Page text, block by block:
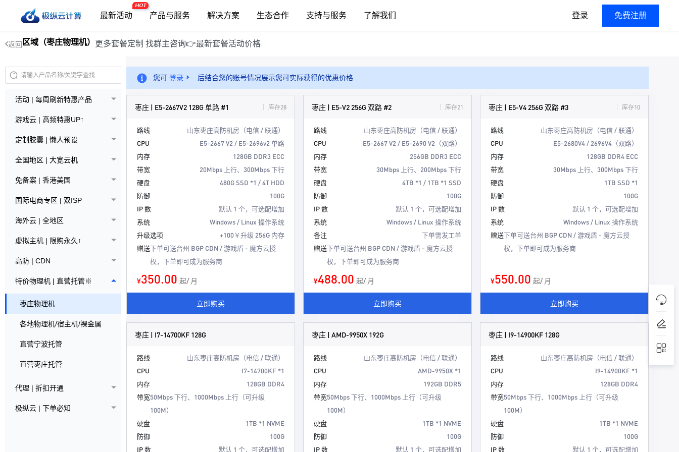
最新活动
HOT
产品与服务 解决方案 生态合作 支持与服务 了解我们 登录 免费注册
返回 区域（枣庄物理机） 更多套餐定制 找群主咨询👉最新套餐活动价格
活动 | 每周刷新特惠产品
游戏云 | 高频特惠UP↑
定制胶囊 | 懒人预设
全国地区 | 大宽云机
免备案 | 香港美国
国际电商专区 | 双ISP
海外云 | 全地区
虚拟主机 | 限购永久↑
高防 | CDN
特价物理机 | 直营托管※
枣庄物理机
各地物理机/宿主机/裸金属
直营宁波托管
直营枣庄托管
代理 | 折扣开通
极纵云 | 下单必知
您可 登录 后结合您的账号情况展示您可实际获得的优惠价格
枣庄 | E5-2667V2 128G 单路 #1 库存28
路线
山东枣庄高防机房（电信 / 联通）
CPU
E5-2667 V2 / E5-2696v2 单路
内存
128GB DDR3 ECC
带宽
20Mbps 上行、300Mbps 下行
硬盘
480G SSD *1 / 4T HDD
防御
100G
IP 数
默认 1 个，可选配增加
系统
Windows / Linux 操作系统
升级选项
+100￥升级 256G 内存
赠送下单可送台州 BGP CDN / 游戏盾 - 魔方云授
权，下单即可成为服务商
¥350.00 起/ 月
立即购买
枣庄 | E5-V2 256G 双路 #2 库存21
路线
山东枣庄高防机房（电信 / 联通）
CPU
E5-2667 V2 / E5-2690 V2（双路）
内存
256GB DDR3 ECC
带宽
30Mbps 上行、200Mbps 下行
硬盘
4TB *1 / 1TB *1 SSD
防御
100G
IP 数
默认 1 个，可选配增加
系统
Windows / Linux 操作系统
备注
下单需发工单
赠送下单可送台州 BGP CDN / 游戏盾 - 魔方云授
权，下单即可成为服务商
¥488.00 起/ 月
立即购买
枣庄 | E5-V4 256G 双路 #3 库存10
路线
山东枣庄高防机房（电信 / 联通）
CPU
E5-2680V4 / 2696V4（双路）
内存
128GB DDR4 ECC
带宽
30Mbps 上行、300Mbps 下行
硬盘
1TB SSD *1
防御
100G
IP 数
默认 1 个，可选配增加
系统
Windows / Linux 操作系统
赠送下单可送台州 BGP CDN / 游戏盾 - 魔方云授
权，下单即可成为服务商
¥550.00 起/ 月
立即购买
枣庄 | I7-14700KF 128G
路线
山东枣庄高防机房（电信 / 联通）
CPU
I7-14700KF *1
内存
128GB DDR4
带宽50Mbps 下行、1000Mbps 上行（可升级
100M）
硬盘
1TB *1 NVME
防御
100G
IP 数
默认 1 个，可选配增加
枣庄 | AMD-9950X 192G
路线
山东枣庄高防机房（电信 / 联通）
CPU
AMD-9950X *1
内存
192GB DDR5
带宽50Mbps 下行、1000Mbps 上行（可升级
100M）
硬盘
1TB *1 NVME
防御
100G
IP 数
默认 1 个，可选配增加
枣庄 | I9-14900KF 128G
路线
山东枣庄高防机房（电信 / 联通）
CPU
I9-14900KF *1
内存
128GB DDR4
带宽50Mbps 下行、1000Mbps 上行（可升级
100M）
硬盘
1TB *1 NVME
防御
100G
IP 数
默认 1 个，可选配增加